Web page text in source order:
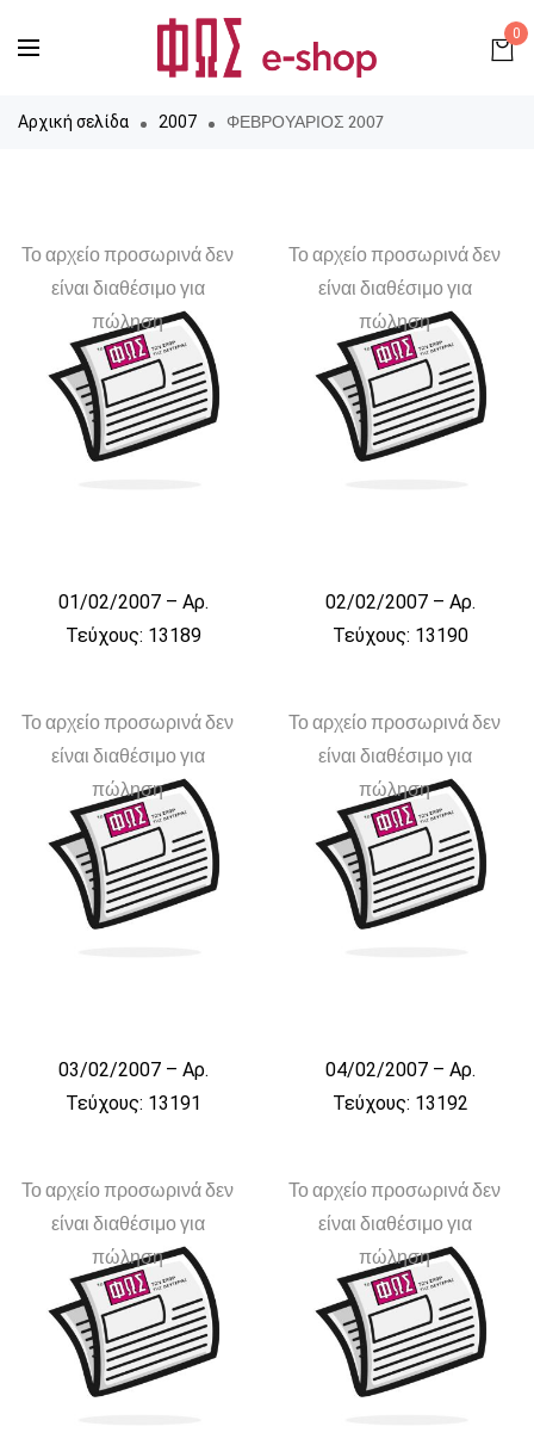
0
Αρχική σελίδα 2007 ΦΕΒΡΟΥΑΡΙΟΣ 2007
Το αρχείο προσωρινά δεν
είναι διαθέσιμο για
πώληση
01/02/2007 – Αρ.
Τεύχους: 13189
Το αρχείο προσωρινά δεν
είναι διαθέσιμο για
πώληση
02/02/2007 – Αρ.
Τεύχους: 13190
Το αρχείο προσωρινά δεν
είναι διαθέσιμο για
πώληση
03/02/2007 – Αρ.
Τεύχους: 13191
Το αρχείο προσωρινά δεν
είναι διαθέσιμο για
πώληση
04/02/2007 – Αρ.
Τεύχους: 13192
Το αρχείο προσωρινά δεν
είναι διαθέσιμο για
πώληση
Το αρχείο προσωρινά δεν
είναι διαθέσιμο για
πώληση